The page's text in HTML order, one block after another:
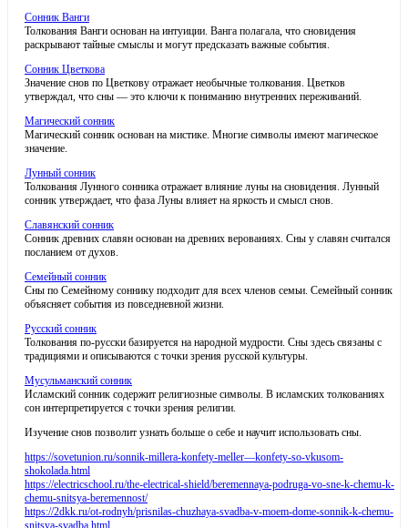
Сонник Ванги
Толкования Ванги основан на интуиции. Ванга полагала, что сновидения
раскрывают тайные смыслы и могут предсказать важные события.
Сонник Цветкова
Значение снов по Цветкову отражает необычные толкования. Цветков
утверждал, что сны — это ключи к пониманию внутренних переживаний.
Магический сонник
Магический сонник основан на мистике. Многие символы имеют магическое
значение.
Лунный сонник
Толкования Лунного сонника отражает влияние луны на сновидения. Лунный
сонник утверждает, что фаза Луны влияет на яркость и смысл снов.
Славянский сонник
Сонник древних славян основан на древних верованиях. Сны у славян считался
посланием от духов.
Семейный сонник
Сны по Семейному соннику подходит для всех членов семьи. Семейный сонник
объясняет события из повседневной жизни.
Русский сонник
Толкования по-русски базируется на народной мудрости. Сны здесь связаны с
традициями и описываются с точки зрения русской культуры.
Мусульманский сонник
Исламский сонник содержит религиозные символы. В исламских толкованиях
сон интерпретируется с точки зрения религии.
Изучение снов позволит узнать больше о себе и научит использовать сны.
https://sovetunion.ru/sonnik-millera-konfety-meller—konfety-so-vkusom-
shokolada.html
https://electricschool.ru/the-electrical-shield/beremennaya-podruga-vo-sne-k-chemu-k-
chemu-snitsya-beremennost/
https://2dkk.ru/ot-rodnyh/prisnilas-chuzhaya-svadba-v-moem-dome-sonnik-k-chemu-
snitsya-svadba.html